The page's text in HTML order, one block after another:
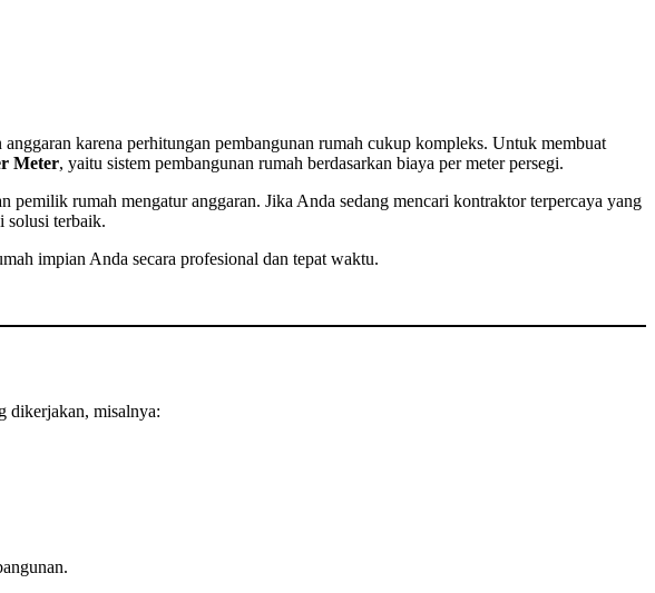
karena perhitungan pembangunan rumah cukup kompleks. Untuk membuat
Meter, yaitu sistem pembangunan rumah berdasarkan biaya per meter persegi.
rumah mengatur anggaran. Jika Anda sedang mencari kontraktor terpercaya yang
solusi terbaik.
impian Anda secara profesional dan tepat waktu.
dikerjakan, misalnya: